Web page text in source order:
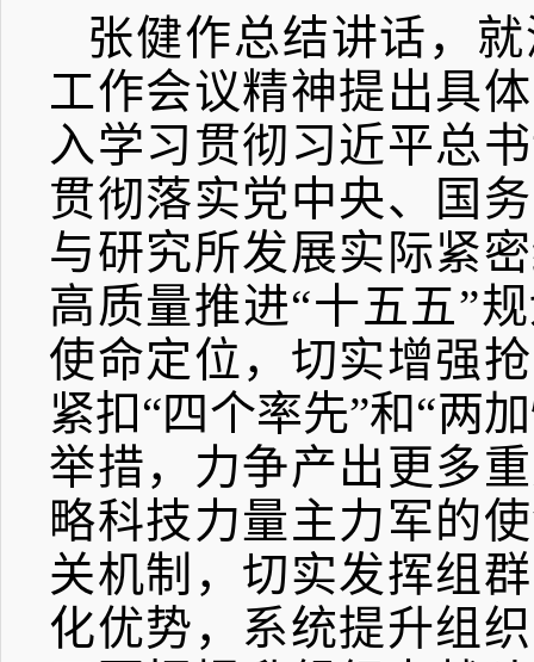
张健作总结讲话，
工作会议精神提出具
入学习贯彻习近平总
贯彻落实党中央、国
与研究所发展实际紧
高质量推进“十五五”
使命定位，切实增强
紧扣“四个率先”和“两
举措，力争产出更多
略科技力量主力军的
关机制，切实发挥组
化优势，系统提升组